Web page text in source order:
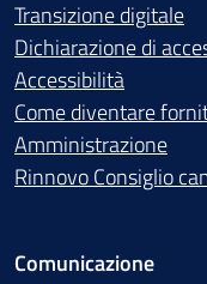
Transizione digitale
Dichiarazione di
Accessibilità
Come diventare
Amministrazione
Rinnovo Consiglio
Comunicazione